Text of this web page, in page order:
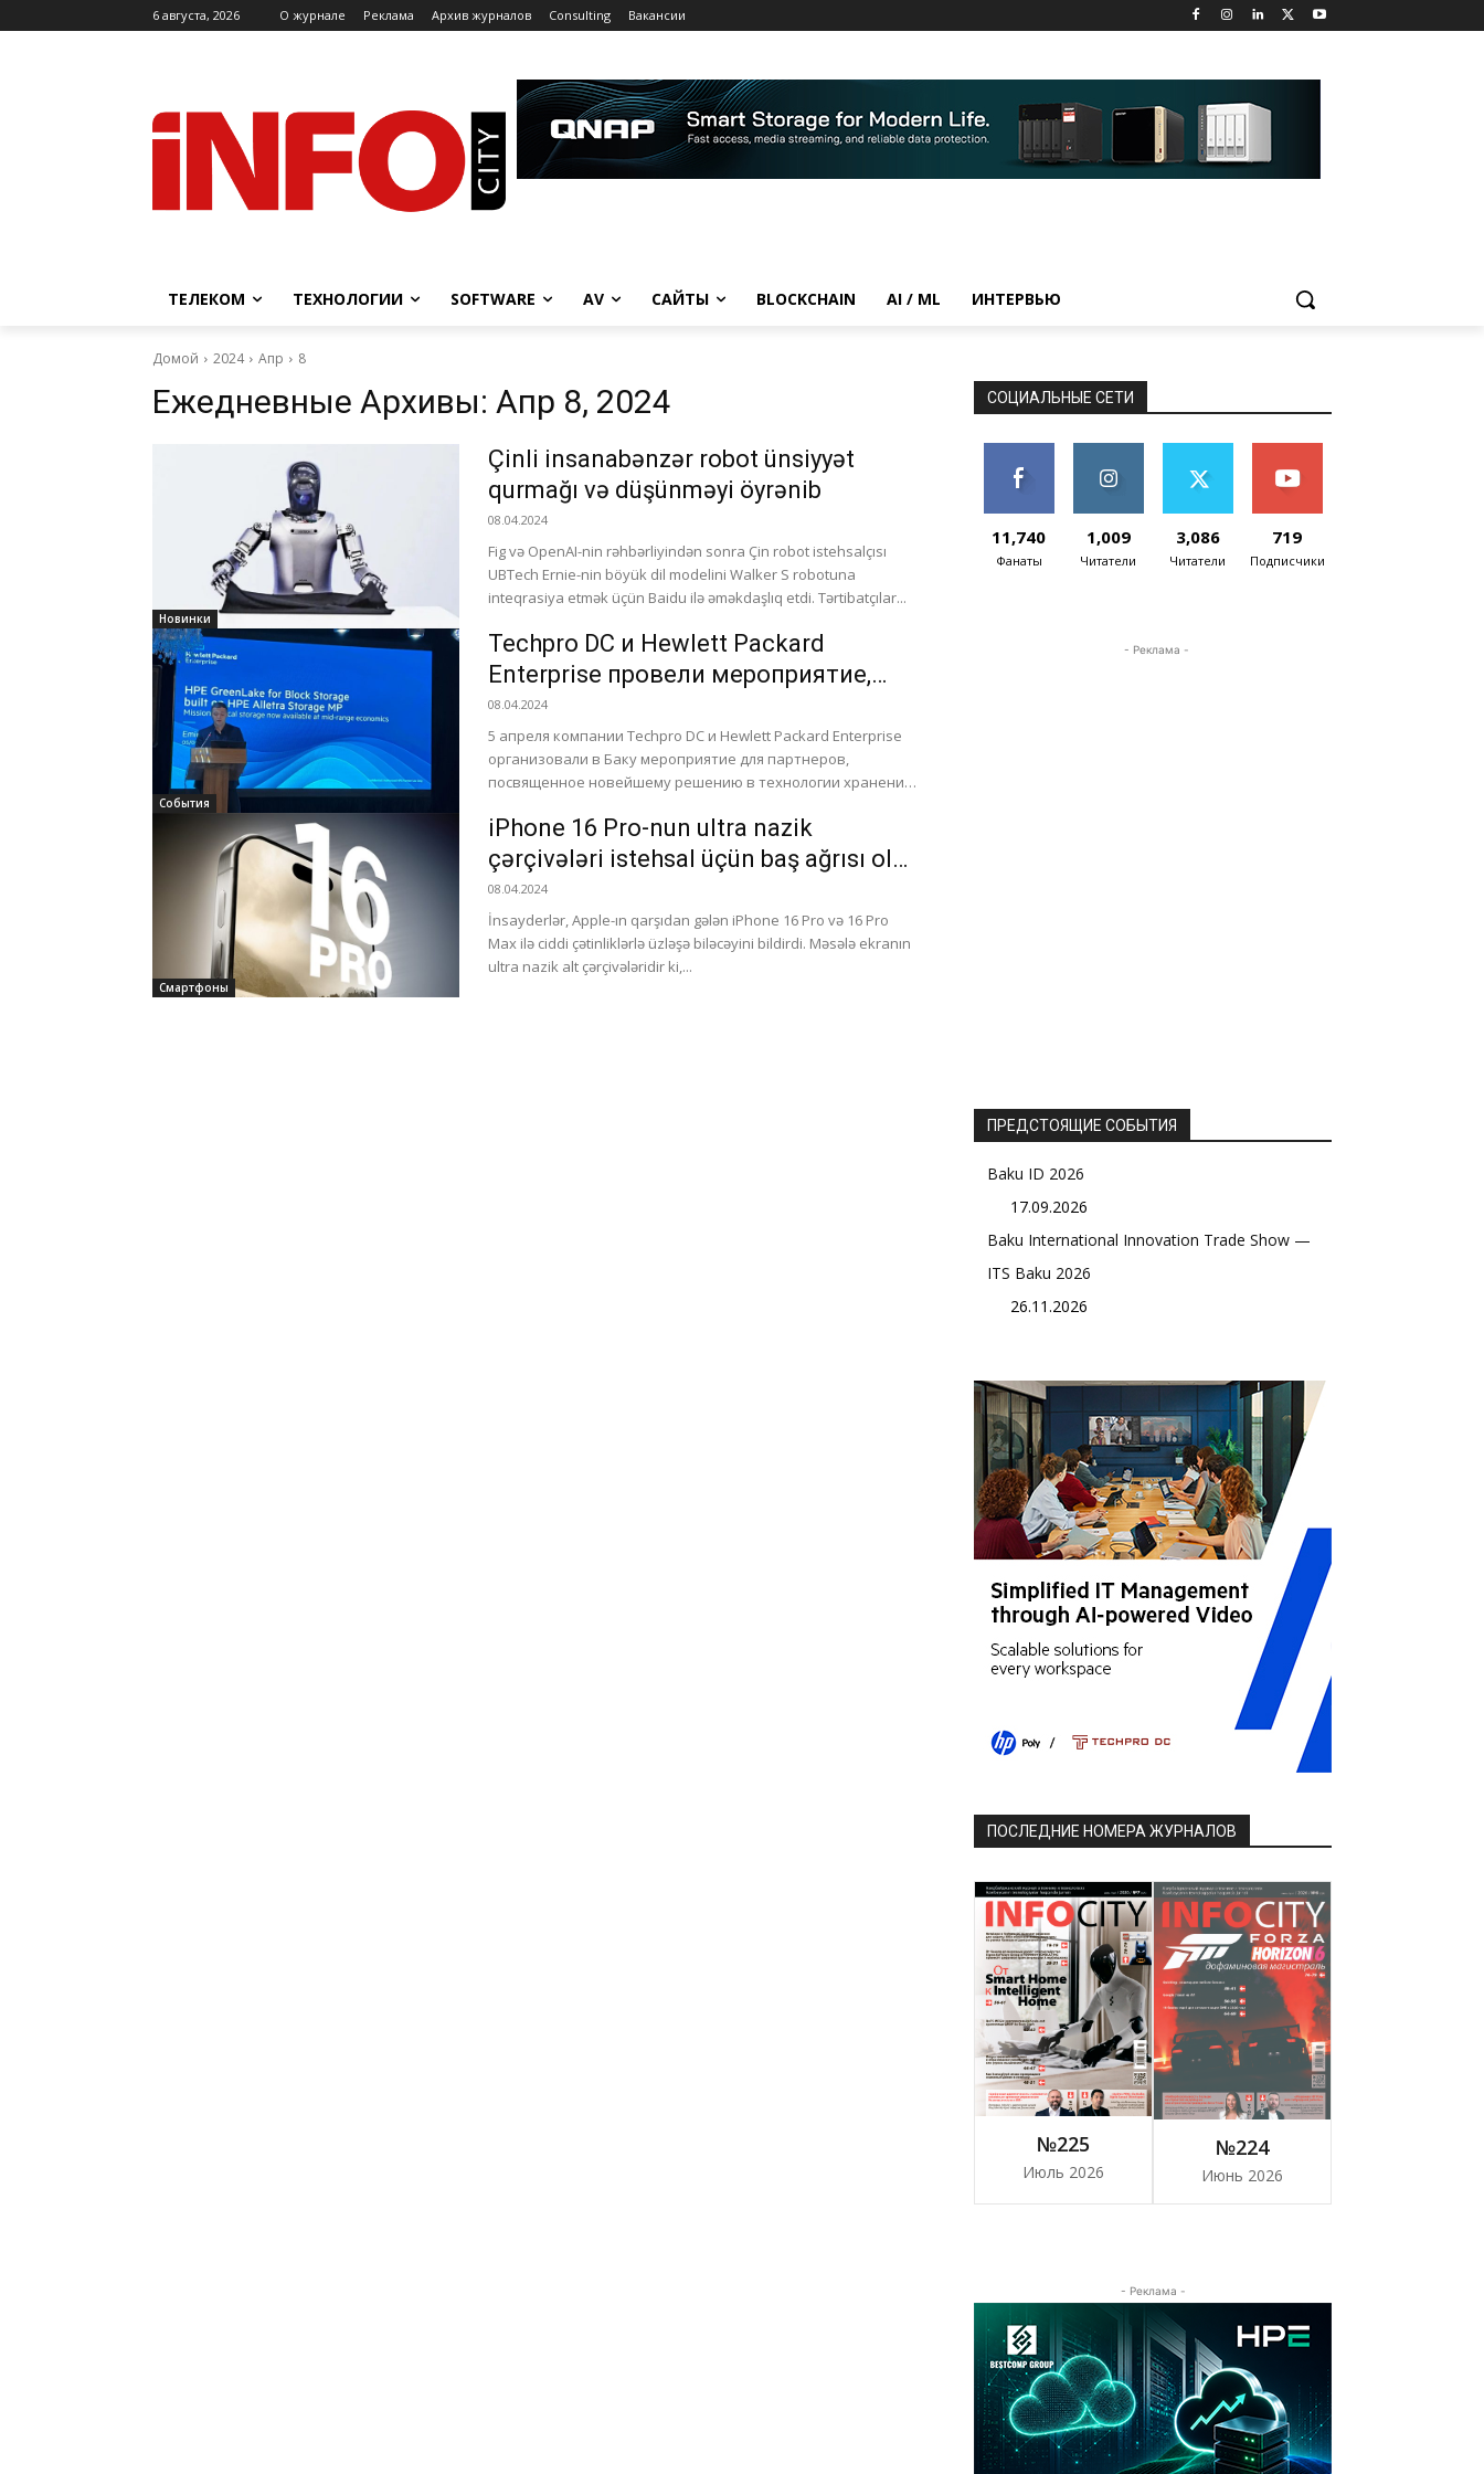
6 августа, 2026 O журнале Реклама Архив журналов Consulting Вакансии
ТЕЛЕКОМ ТЕХНОЛОГИИ SOFTWARE AV САЙТЫ BLOCKCHAIN AI / ML ИНТЕРВЬЮ
Домой 2024 Апр 8
Ежедневные Архивы: Апр 8, 2024
Новинки
Çinli insanabənzər robot ünsiyyət
qurmağı və düşünməyi öyrənib
08.04.2024
Fig və OpenAI-nin rəhbərliyindən sonra Çin robot istehsalçısı
UBTech Ernie-nin böyük dil modelini Walker S robotuna
inteqrasiya etmək üçün Baidu ilə əməkdaşlıq etdi. Tərtibatçılar...
События
Techpro DC и Hewlett Packard
Enterprise провели мероприятие,
посвященное решению в
технологии хранения данных HPE
Alletra MP
08.04.2024
5 апреля компании Techpro DC и Hewlett Packard Enterprise
организовали в Баку мероприятие для партнеров,
посвященное новейшему решению в технологии хранения
Смартфоны
iPhone 16 Pro-nun ultra nazik
çərçivələri istehsal üçün baş ağrısı ola
bilər
08.04.2024
İnsayderlər, Apple-ın qarşıdan gələn iPhone 16 Pro və 16 Pro
Max ilə ciddi çətinliklərlə üzləşə biləcəyini bildirdi. Məsələ ekranın
ultra nazik alt çərçivələridir ki,...
СОЦИАЛЬНЫЕ СЕТИ
11,740
Фанаты
1,009
Читатели
3,086
Читатели
719
Подписчики
- Реклама -
ПРЕДСТОЯЩИЕ СОБЫТИЯ
Baku ID 2026
17.09.2026
Baku International Innovation Trade Show —
ITS Baku 2026
26.11.2026
ПОСЛЕДНИЕ НОМЕРА ЖУРНАЛОВ
№225
Июль 2026
№224
Июнь 2026
- Реклама -